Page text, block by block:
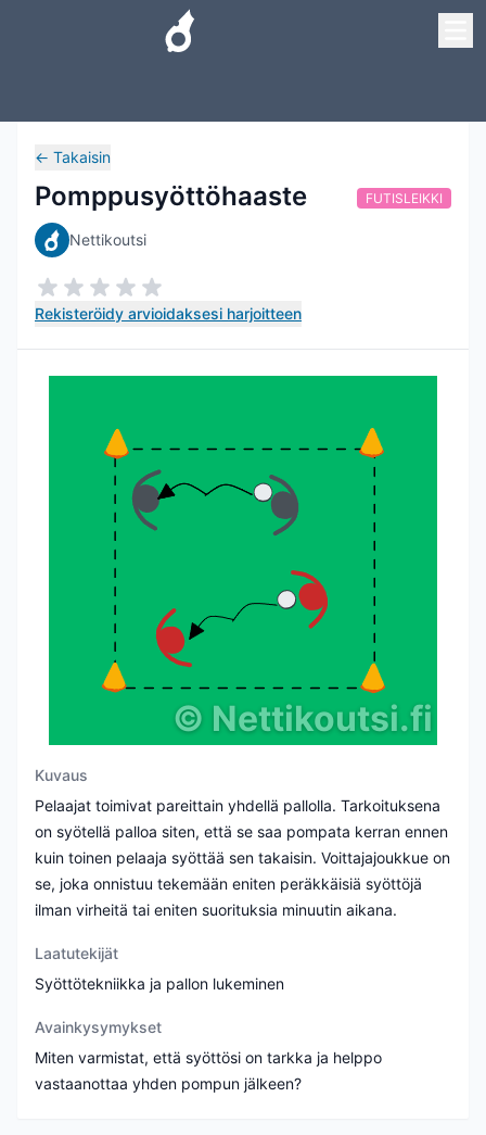
← Takaisin
Pomppusyöttöhaaste
Nettikoutsi
Rekisteröidy arvioidaksesi harjoitteen
FUTISLEIKKI
© Nettikoutsi.fi
Kuvaus
Pelaajat toimivat pareittain yhdellä pallolla. Tarkoituksena
on syötellä palloa siten, että se saa pompata kerran ennen
kuin toinen pelaaja syöttää sen takaisin. Voittajajoukkue on
se, joka onnistuu tekemään eniten peräkkäisiä syöttöjä
ilman virheitä tai eniten suorituksia minuutin aikana.
Laatutekijät
Syöttötekniikka ja pallon lukeminen
Avainkysymykset
Miten varmistat, että syöttösi on tarkka ja helppo
vastaanottaa yhden pompun jälkeen?